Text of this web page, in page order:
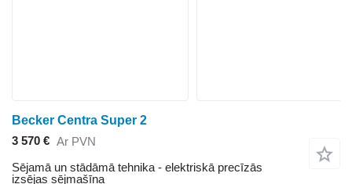
Becker Centra Super 2
3 570 € Ar PVN
Sējamā un stādāmā tehnika - elektriskā precīzās
izsējas sējmašīna